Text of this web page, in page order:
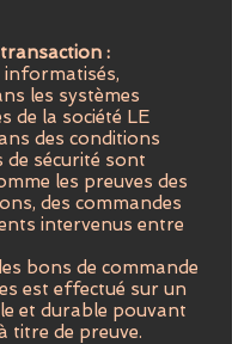
:
informatisés,
les systèmes
de la société LE
des conditions
de sécurité sont
les preuves des
des commandes
intervenus entre
bons de commande
est effectué sur un
et durable pouvant
titre de preuve.